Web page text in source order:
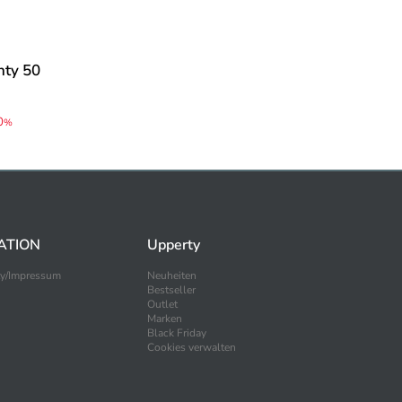
50
%
Impressum
Upperty
Neuheiten
Bestseller
Outlet
Marken
Black Friday
Cookies verwalten